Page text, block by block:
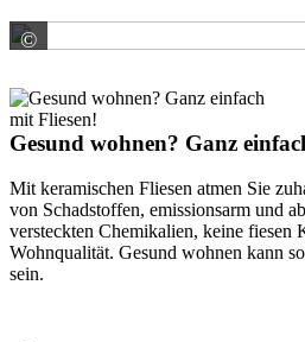
©
Gesund wohnen? Ganz
Mit keramischen Fliesen atmen Sie
von Schadstoffen, emissionsarm und
versteckten Chemikalien, keine fiesen
Wohnqualität. Gesund wohnen kann
sein.